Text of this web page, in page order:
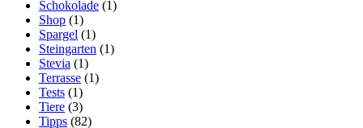
Schokolade (1)
Shop (1)
Spargel (1)
Steingarten (1)
Stevia (1)
Terrasse (1)
Tests (1)
Tiere (3)
Tipps (82)